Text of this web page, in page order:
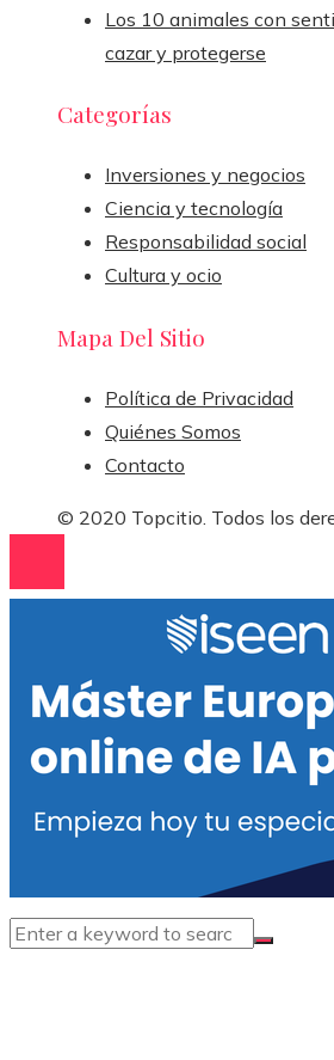
Los 10 animales con
cazar y protegerse
Categorías
Inversiones y negocios
Ciencia y tecnología
Responsabilidad social
Cultura y ocio
Mapa Del Sitio
Política de Privacidad
Quiénes Somos
Contacto
© 2020 Topcitio. Todos los